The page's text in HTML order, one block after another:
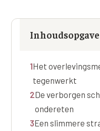
Donkere kringen onder de
Ingevallen slapen
Lippen
Juvéderm Volux
Juvéderm Volift
Juvéderm Volbella
Erfelijke Jowl Profiel
Menopauze Veroudering
085 40 13 678
Inhoudsopgave
1Het
tegenwerkt
2De verborgen
ondereten
3Een slimmere